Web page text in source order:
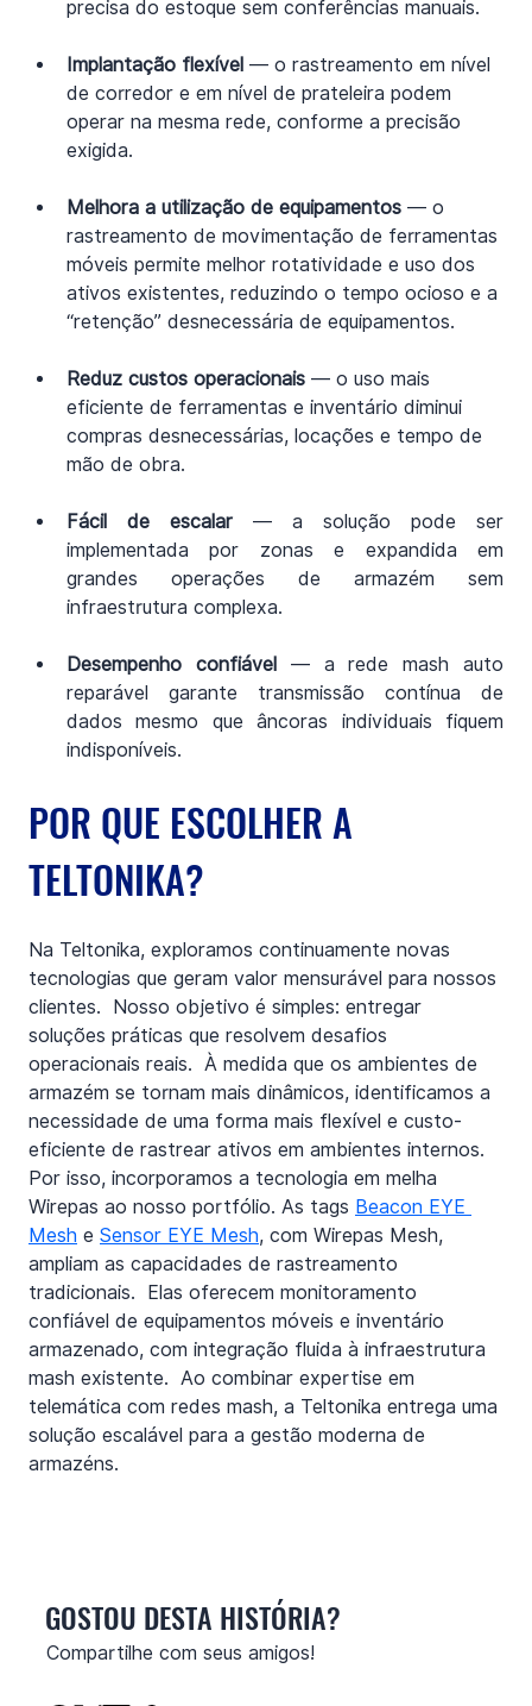
precisa do estoque sem conferências manuais.
Implantação flexível — o rastreamento em nível
de corredor e em nível de prateleira podem
operar na mesma rede, conforme a precisão
exigida.
Melhora a utilização de equipamentos — o
rastreamento de movimentação de ferramentas
móveis permite melhor rotatividade e uso dos
ativos existentes, reduzindo o tempo ocioso e a
“retenção” desnecessária de equipamentos.
Reduz custos operacionais — o uso mais
eficiente de ferramentas e inventário diminui
compras desnecessárias, locações e tempo de
mão de obra.
Fácil de escalar — a solução pode ser
implementada por zonas e expandida em
grandes operações de armazém sem
infraestrutura complexa.
Desempenho confiável — a rede mash auto
reparável garante transmissão contínua de
dados mesmo que âncoras individuais fiquem
indisponíveis.
POR QUE ESCOLHER A
TELTONIKA?
Na Teltonika, exploramos continuamente novas
tecnologias que geram valor mensurável para nossos
clientes.  Nosso objetivo é simples: entregar
soluções práticas que resolvem desafios
operacionais reais.  À medida que os ambientes de
armazém se tornam mais dinâmicos, identificamos a
necessidade de uma forma mais flexível e custo-
eficiente de rastrear ativos em ambientes internos.
Por isso, incorporamos a tecnologia em melha
Wirepas ao nosso portfólio. As tags Beacon EYE
Mesh e Sensor EYE Mesh, com Wirepas Mesh,
ampliam as capacidades de rastreamento
tradicionais.  Elas oferecem monitoramento
confiável de equipamentos móveis e inventário
armazenado, com integração fluida à infraestrutura
mash existente.  Ao combinar expertise em
telemática com redes mash, a Teltonika entrega uma
solução escalável para a gestão moderna de
armazéns.
GOSTOU DESTA HISTÓRIA?
Compartilhe com seus amigos!